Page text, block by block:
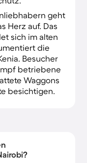
geht
Herz auf. Das
sich im alten
die
Besucher
betriebene
Waggons
besichtigen.